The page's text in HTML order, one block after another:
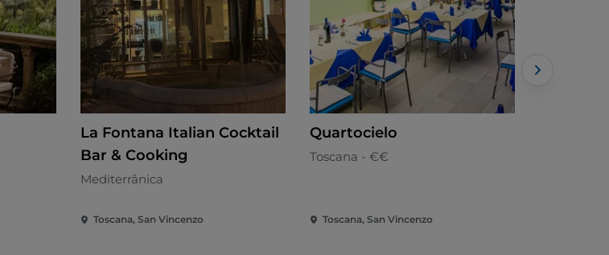
La Fontana Italian Cocktail
Bar & Cooking
Mediterrânica
Toscana, San Vincenzo
Quartocielo
Toscana - €€
Toscana, San Vincenzo